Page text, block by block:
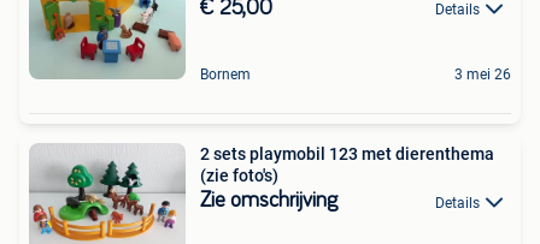
€ 25,00 Details
Bornem 3 mei 26
2 sets playmobil 123 met dierenthema
(zie foto's)
Zie omschrijving Details